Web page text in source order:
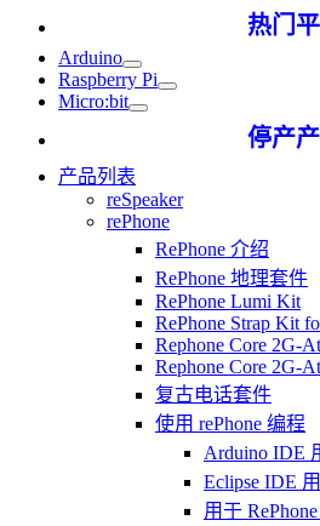
热门
Arduino
Raspberry Pi
Micro:bit
停产
产品列表
reSpeaker
rePhone
RePhone 介绍
RePhone 地理套件
RePhone Lumi Kit
RePhone Strap Kit
Rephone Core 2G-
Rephone Core 2G-
复古电话套件
使用 rePhone 编程
Arduino IDE
Eclipse IDE
用于